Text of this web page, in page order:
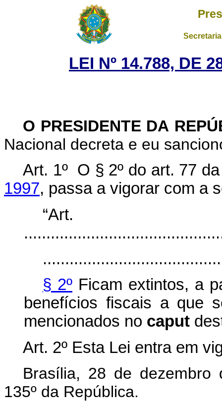
LEI Nº 14.788, DE
O PRESIDENTE DA
Nacional decreta e eu
Art. 1º O § 2º do art. 77
1997, passa a vigorar com a
§ 2º Ficam extintos, a
benefícios fiscais a que
mencionados no caput
Art. 2º Esta Lei entra em
Brasília, 28 de dezembro
135º da República.